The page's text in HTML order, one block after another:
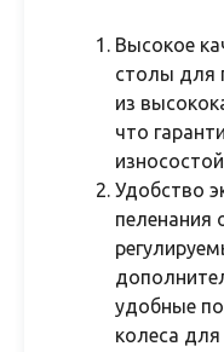
Высокое
столы для
из
что
Удобство
пеленания
удобные
колеса